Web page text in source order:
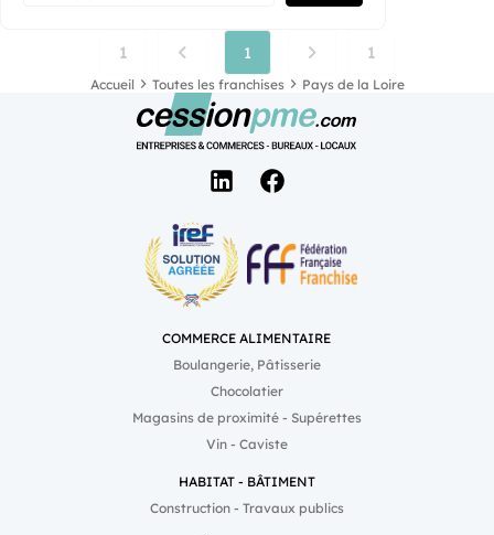
1 1 1
Accueil Toutes les franchises Pays de la Loire
COMMERCE ALIMENTAIRE
Boulangerie, Pâtisserie
Chocolatier
Magasins de proximité - Supérettes
Vin - Caviste
HABITAT - BÂTIMENT
Construction - Travaux publics